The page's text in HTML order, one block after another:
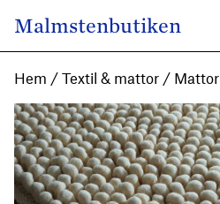
Main Navigation
Malmstenbutiken
Hem / Textil & mattor / Mattor